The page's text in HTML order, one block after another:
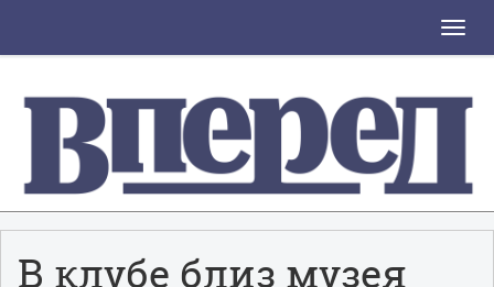
Toggle
В клубе близ музея